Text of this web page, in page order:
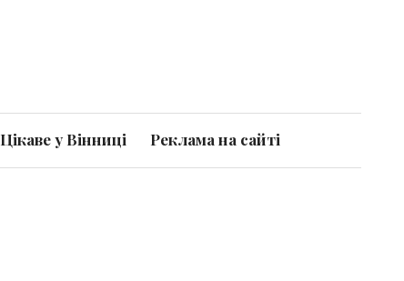
Цікаве у Вінниці Реклама на сайті